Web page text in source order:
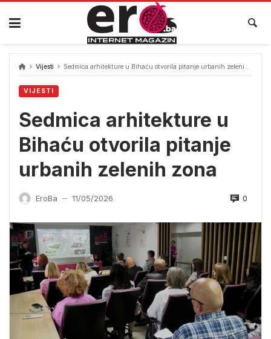
Skip
content
Vijesti Sedmica arhitekture u Bihaću otvorila pitanje urbanih zelenih zona
VIJESTI
Sedmica arhitekture u
Bihaću otvorila pitanje
urbanih zelenih zona
EroBa — 11/05/2026 0